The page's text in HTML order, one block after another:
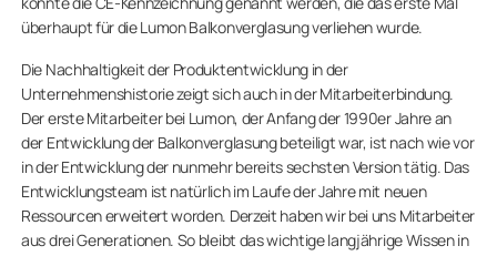
überhaupt für die Lumon Balkonverglasung verliehen wurde.
Die Nachhaltigkeit der Produktentwicklung in der
Unternehmenshistorie zeigt sich auch in der Mitarbeiterbindung.
Der erste Mitarbeiter bei Lumon, der Anfang der 1990er Jahre an
der Entwicklung der Balkonverglasung beteiligt war, ist nach wie vor
in der Entwicklung der nunmehr bereits sechsten Version tätig. Das
Entwicklungsteam ist natürlich im Laufe der Jahre mit neuen
Ressourcen erweitert worden. Derzeit haben wir bei uns Mitarbeiter
aus drei Generationen. So bleibt das wichtige langjährige Wissen in